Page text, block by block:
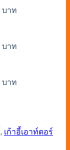
บาท
บาท
บาท
, เก้าอี้เอาท์ดอร์